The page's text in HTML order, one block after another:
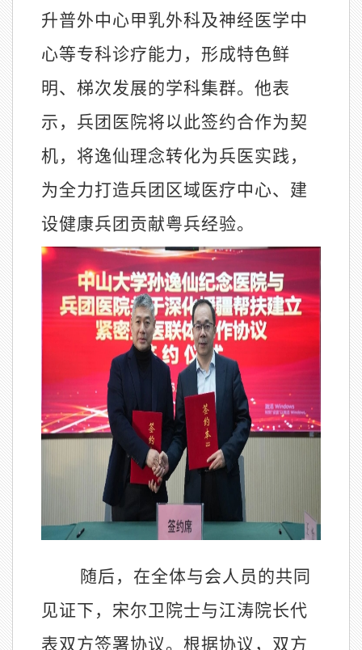
升普外中心甲乳外科及神经医学中
心等专科诊疗能力，形成特色鲜
明、梯次发展的学科集群。他表
示，兵团医院将以此签约合作为契
机，将逸仙理念转化为兵医实践，
为全力打造兵团区域医疗中心、建
设健康兵团贡献粤兵经验。
随后，在全体与会人员的共同
见证下，宋尔卫院士与江涛院长代
表双方签署协议。根据协议，双方